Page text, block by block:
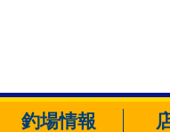
釣場情報